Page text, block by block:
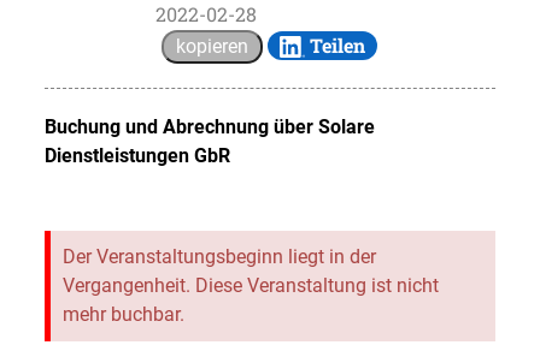
2022-02-28
kopieren Teilen
Buchung und Abrechnung über Solare
Dienstleistungen GbR
Der Veranstaltungsbeginn liegt in der
Vergangenheit. Diese Veranstaltung ist nicht
mehr buchbar.